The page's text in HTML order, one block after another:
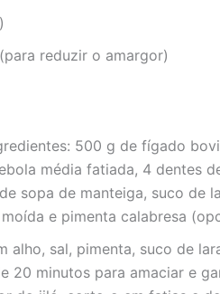
reduzir o amargor)
500 g de fígado
média fatiada, 4 dentes
sopa de manteiga, suco de
e pimenta calabresa
alho, sal, pimenta, suco de
20 minutos para amaciar e